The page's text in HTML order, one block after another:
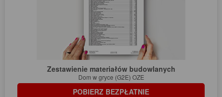
Zestawienie materiałów budowlanych
Dom w gryce (G2E) OZE
POBIERZ BEZPŁATNIE